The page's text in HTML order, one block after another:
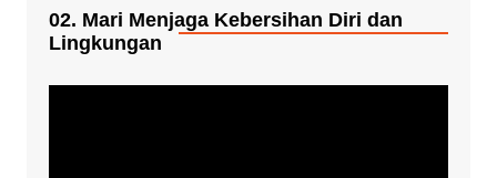
02. Mari Menjaga Kebersihan Diri dan
Lingkungan